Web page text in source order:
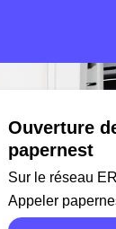
Ouverture
papernest
Sur le réseau
Appeler